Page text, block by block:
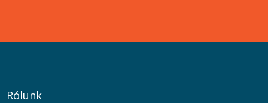
Rólunk